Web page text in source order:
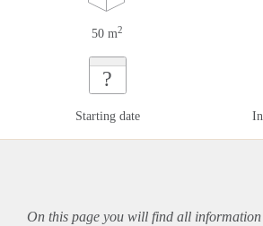
50 m2
?
Starting date
On this page you will find all